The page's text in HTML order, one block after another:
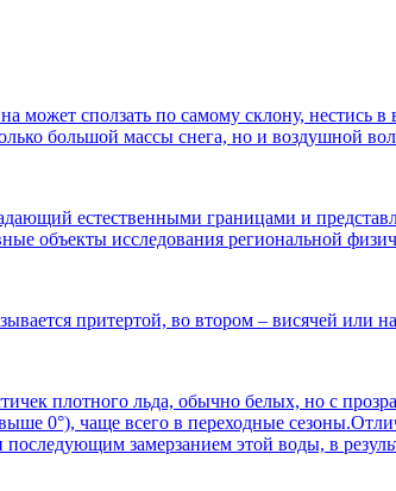
сползать по самому склону, нестись
большой массы снега, но и воздушной
естественными границами и
объекты исследования региональной
притертой, во втором – висячей или
плотного льда, обычно белых, но с
0°), чаще всего в переходные
замерзанием этой воды, в